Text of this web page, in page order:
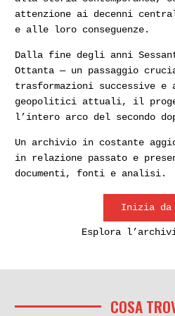
L’assurda strage di via
Adige
Autonomia operaia, il
’77. Prima linea e altre
formazioni armate di
sinistra
L’occupazione del Pio
Istituto Artigianelli da
’77. Prima linea e altre
attenzione ai decenni
e alle loro conseguenze.
Dalla fine degli anni
Ottanta — un passaggio
trasformazioni successive
geopolitici attuali, il
l’intero arco del secondo
Un archivio in costante
in relazione passato e
documenti, fonti e analisi.
Inizia da
Esplora
COSA